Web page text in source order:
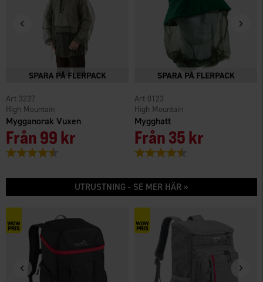
Mygganorak Vuxen
High Mountain
3237
Från99 kr
Betyg:
Mygghatt
High Mountain
0123
Från35 kr
Betyg:
UTRUSTNING - SE MER HÄR »